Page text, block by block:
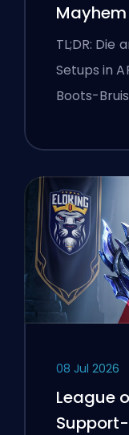
TL;DR:
Setups in
Boots-
08 Jul 2026
League